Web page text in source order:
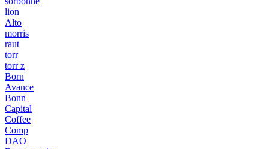
lion
Alto
morris
raut
torr
torr z
Born
Avance
Bonn
Capital
Coffee
Comp
DAO